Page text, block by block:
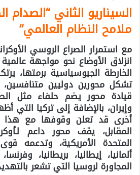
السيناريو الثاني “الصدام
ملامح النظام العالمي“
مع استمرار الصراع الروسي
انزلاق الأوضاع نحو مواجهة
الخارطة الجيوسياسية برمتها،
تشكل محورين دوليين
قيادة محور يضم حلفاء مثل
وإيران، بالإضافة إلى تركيا التي
أخرى قد تعلن وقوفها مع هذا
المقابل، يقف محور داعم
المتحدة الأمريكية، وتدعمه
ألمانيا، إيطاليا، بريطانيا،
المجاورة لروسيا التي تشعر